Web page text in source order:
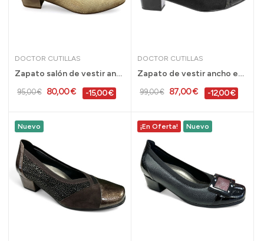
DOCTOR CUTILLAS
Zapato salón de vestir ancho especial Doctor...
95,00 € 80,00 € -15,00 €
DOCTOR CUTILLAS
Zapato de vestir ancho especial Doctor Cutillas...
99,00 € 87,00 € -12,00 €
Nuevo ¡En Oferta! Nuevo